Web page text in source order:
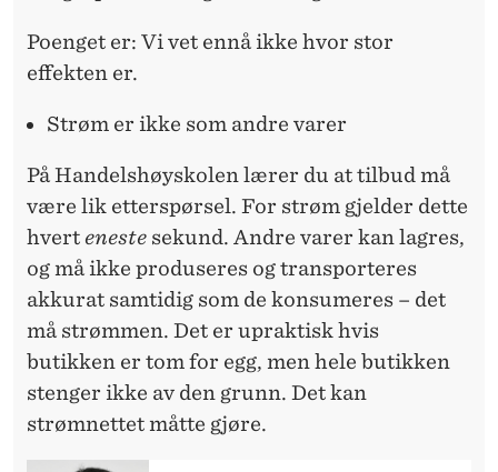
Poenget er: Vi vet ennå ikke hvor stor
effekten er.
Strøm er ikke som andre varer
På Handelshøyskolen lærer du at tilbud må
være lik etterspørsel. For strøm gjelder dette
hvert eneste sekund. Andre varer kan lagres,
og må ikke produseres og transporteres
akkurat samtidig som de konsumeres – det
må strømmen. Det er upraktisk hvis
butikken er tom for egg, men hele butikken
stenger ikke av den grunn. Det kan
strømnettet måtte gjøre.